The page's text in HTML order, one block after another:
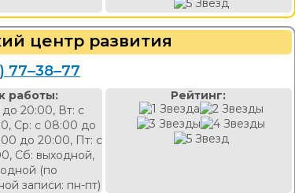
центр развития
77‒38‒77
работы:
20:00, Вт: с
Ср: с 08:00 до
до 20:00, Пт: с
Сб: выходной,
(по
записи: пн-пт)
Рейтинг: